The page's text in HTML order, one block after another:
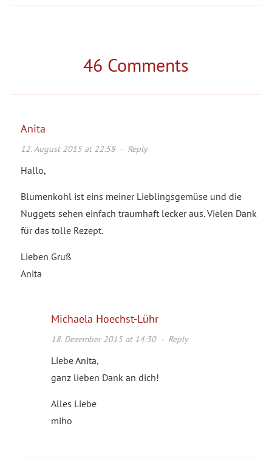
46 Comments
Anita
12. August 2015 at 22:58· Reply
Hallo,
Blumenkohl ist eins meiner Lieblingsgemüse und die
Nuggets sehen einfach traumhaft lecker aus. Vielen Dank
für das tolle Rezept.
Lieben Gruß
Anita
Michaela Hoechst-Lühr
18. Dezember 2015 at 14:30· Reply
Liebe Anita,
ganz lieben Dank an dich!
Alles Liebe
miho